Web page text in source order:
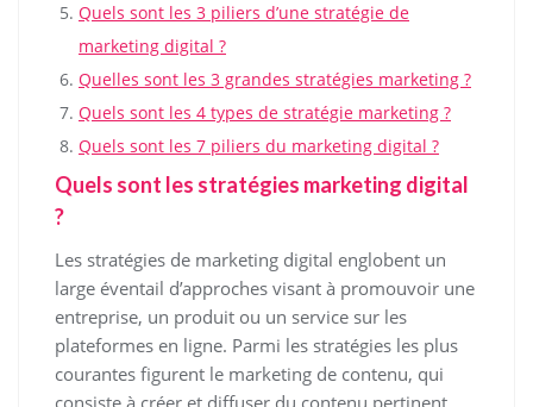
Quels sont les 3 piliers d’une stratégie de
marketing digital ?
Quelles sont les 3 grandes stratégies marketing ?
Quels sont les 4 types de stratégie marketing ?
Quels sont les 7 piliers du marketing digital ?
Quels sont les stratégies marketing digital
?
Les stratégies de marketing digital englobent un
large éventail d’approches visant à promouvoir une
entreprise, un produit ou un service sur les
plateformes en ligne. Parmi les stratégies les plus
courantes figurent le marketing de contenu, qui
consiste à créer et diffuser du contenu pertinent